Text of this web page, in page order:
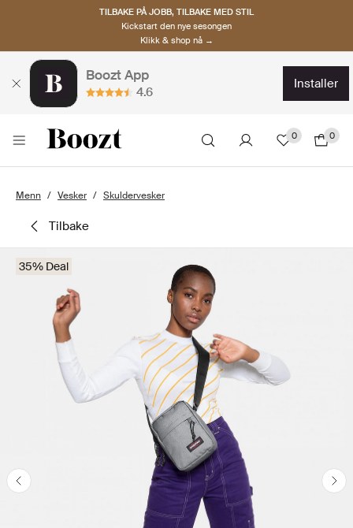
TILBAKE PÅ JOBB, TILBAKE MED STIL
Kickstart den nye sesongen
Klikk & shop nå →
Boozt App
4.6
installer
0 0
Menn Vesker Skuldervesker
tilbake
35% Deal